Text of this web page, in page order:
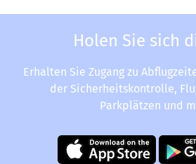
Holen Sie sich
Erhalten Sie Zugang zu
der Sicherheitskontrolle,
Parkplätzen und